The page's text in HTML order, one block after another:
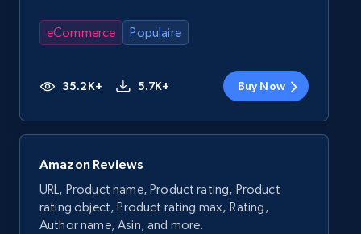
eCommerce Populaire
35.2K+ 5.7K+ Buy Now
Amazon Reviews
URL, Product name, Product rating, Product
rating object, Product rating max, Rating,
Author name, Asin, and more.